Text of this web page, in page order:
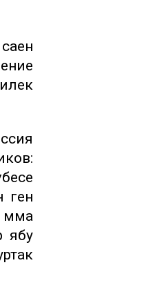
ябу